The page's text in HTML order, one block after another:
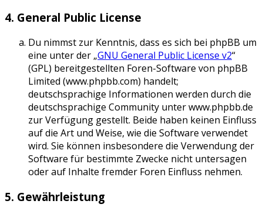
4. General Public License
Du nimmst zur Kenntnis, dass es sich bei phpBB um
eine unter der „GNU General Public License v2“
(GPL) bereitgestellten Foren-Software von phpBB
Limited (www.phpbb.com) handelt;
deutschsprachige Informationen werden durch die
deutschsprachige Community unter www.phpbb.de
zur Verfügung gestellt. Beide haben keinen Einfluss
auf die Art und Weise, wie die Software verwendet
wird. Sie können insbesondere die Verwendung der
Software für bestimmte Zwecke nicht untersagen
oder auf Inhalte fremder Foren Einfluss nehmen.
5. Gewährleistung